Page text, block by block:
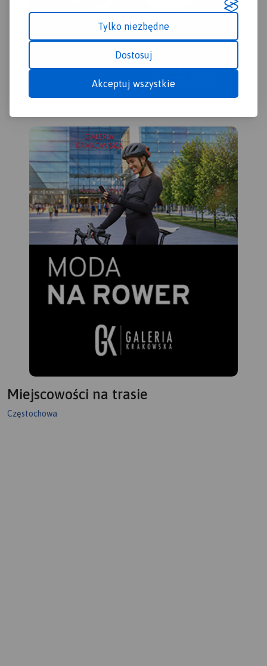
Tylko niezbędne
Dostosuj
Akceptuj wszystkie
rowerowe, konne) posiadają
między punktami
węzłowymi odległości–
dzięki temu można
zaplanować wycieczkę.
Miejscowości na trasie
Częstochowa